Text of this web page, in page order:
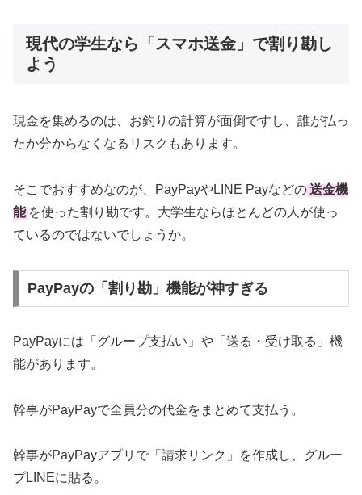
現代の学生なら「スマホ送金」で割り勘し
よう
現金を集めるのは、お釣りの計算が面倒ですし、誰が払っ
たか分からなくなるリスクもあります。
そこでおすすめなのが、PayPayやLINE Payなどの送金機
能 を使った割り勘です。大学生ならほとんどの人が使っ
ているのではないでしょうか。
PayPayの「割り勘」機能が神すぎる
PayPayには「グループ支払い」や「送る・受け取る」機
能があります。
幹事がPayPayで全員分の代金をまとめて支払う。
幹事がPayPayアプリで「請求リンク」を作成し、グルー
プLINEに貼る。